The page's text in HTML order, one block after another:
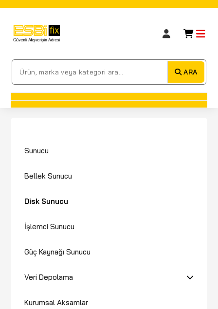
ARA
Sunucu
Bellek Sunucu
Disk Sunucu
İşlemci Sunucu
Güç Kaynağı Sunucu
Veri Depolama
Kurumsal Aksamlar